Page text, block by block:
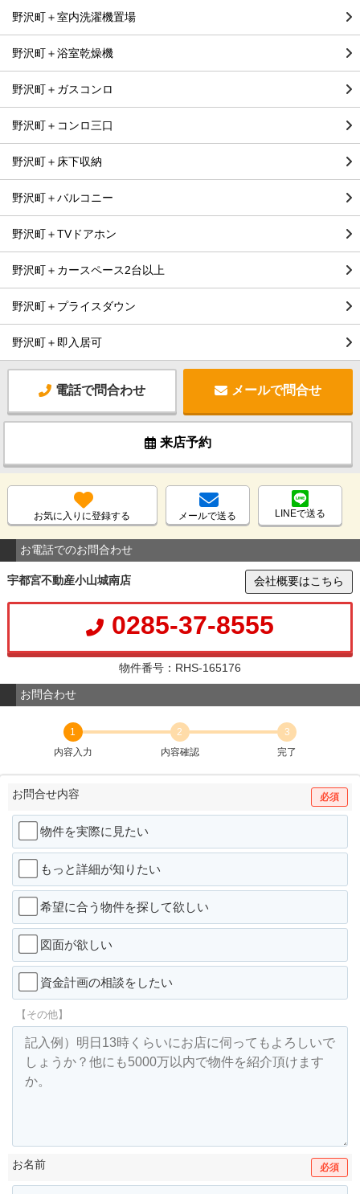
野沢町＋室内洗濯機置場
野沢町＋浴室乾燥機
野沢町＋ガスコンロ
野沢町＋コンロ三口
野沢町＋床下収納
野沢町＋バルコニー
野沢町＋TVドアホン
野沢町＋カースペース2台以上
野沢町＋プライスダウン
野沢町＋即入居可
電話で問合わせ メールで問合せ
来店予約
お気に入りに登録する メールで送る LINEで送る
お電話でのお問合わせ
宇都宮不動産小山城南店 会社概要はこちら
0285-37-8555
物件番号：RHS-165176
お問合わせ
1
内容入力
2
内容確認
3
完了
お問合せ内容 必須
物件を実際に見たい
もっと詳細が知りたい
希望に合う物件を探して欲しい
図面が欲しい
資金計画の相談をしたい
【その他】
お名前 必須